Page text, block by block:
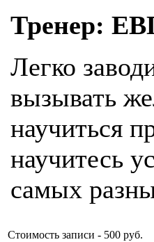
Тренер:
Легко
вызывать
научиться
научитесь
самых
Стоимость записи - 500 руб.